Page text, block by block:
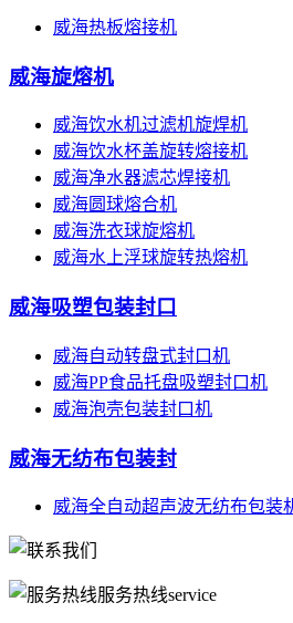
威海热板熔接机
威海旋熔机
威海饮水机过滤机旋焊机
威海饮水杯盖旋转熔接机
威海净水器滤芯焊接机
威海圆球熔合机
威海洗衣球旋熔机
威海水上浮球旋转热熔机
威海吸塑包装封口
威海自动转盘式封口机
威海PP食品托盘吸塑封口机
威海泡壳包装封口机
威海无纺布包装封
威海全自动超声波无纺布包装
服务热线service